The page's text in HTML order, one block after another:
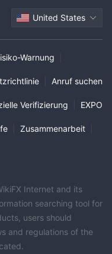
United States
Warnung
Anruf suchen
Verifizierung EXPO
Zusammenarbeit
Internet and its
searching tool for
users should
and regulations of the